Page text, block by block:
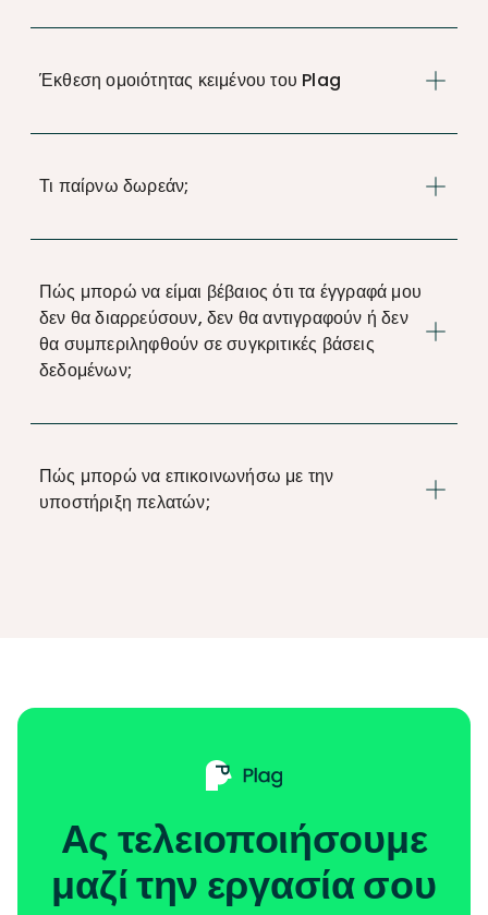
Έκθεση ομοιότητας κειμένου του Plag
Τι παίρνω δωρεάν;
Πώς μπορώ να είμαι βέβαιος ότι τα έγγραφά μου
δεν θα διαρρεύσουν, δεν θα αντιγραφούν ή δεν
θα συμπεριληφθούν σε συγκριτικές βάσεις
δεδομένων;
Πώς μπορώ να επικοινωνήσω με την
υποστήριξη πελατών;
Ας τελειοποιήσουμε
μαζί την εργασία σου